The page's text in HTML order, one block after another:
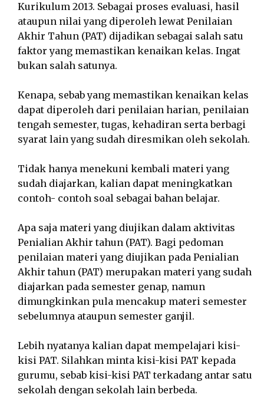
Kurikulum 2013. Sebagai proses evaluasi, hasil
ataupun nilai yang diperoleh lewat Penilaian
Akhir Tahun (PAT) dijadikan sebagai salah satu
faktor yang memastikan kenaikan kelas. Ingat
bukan salah satunya.
Kenapa, sebab yang memastikan kenaikan kelas
dapat diperoleh dari penilaian harian, penilaian
tengah semester, tugas, kehadiran serta berbagi
syarat lain yang sudah diresmikan oleh sekolah.
Tidak hanya menekuni kembali materi yang
sudah diajarkan, kalian dapat meningkatkan
contoh- contoh soal sebagai bahan belajar.
Apa saja materi yang diujikan dalam aktivitas
Penialian Akhir tahun (PAT). Bagi pedoman
penilaian materi yang diujikan pada Penialian
Akhir tahun (PAT) merupakan materi yang sudah
diajarkan pada semester genap, namun
dimungkinkan pula mencakup materi semester
sebelumnya ataupun semester ganjil.
Lebih nyatanya kalian dapat mempelajari kisi-
kisi PAT. Silahkan minta kisi-kisi PAT kepada
gurumu, sebab kisi-kisi PAT terkadang antar satu
sekolah dengan sekolah lain berbeda.